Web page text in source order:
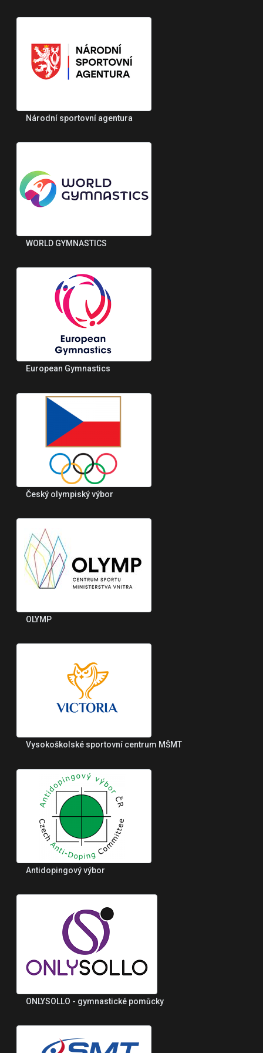
Národní sportovní agentura
WORLD GYMNASTICS
European Gymnastics
Český olympiský výbor
OLYMP
Vysokoškolské sportovní centrum MŠMT
Antidopingový výbor
ONLYSOLLO - gymnastické pomůcky